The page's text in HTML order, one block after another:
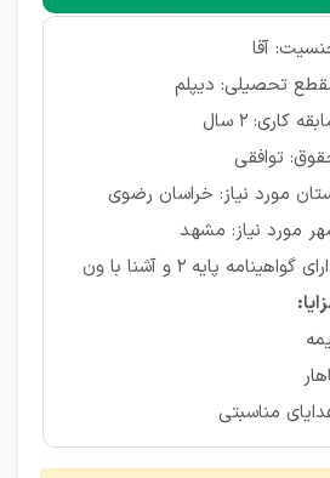
آقا
تحصیلی: دیپلم
کاری: ۲ سال
توافقی
مورد نیاز: خراسان رضوی
مورد نیاز: مشهد
گواهینامه پایه 2 و آشنا با ون
مناسبتی